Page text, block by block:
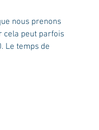
nous prenons
cela peut parfois
Le temps de